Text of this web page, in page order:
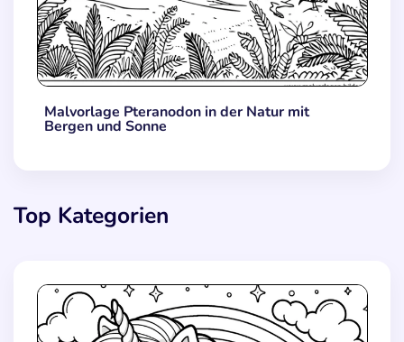
Malvorlage Pteranodon in der Natur mit
Bergen und Sonne
Top Kategorien